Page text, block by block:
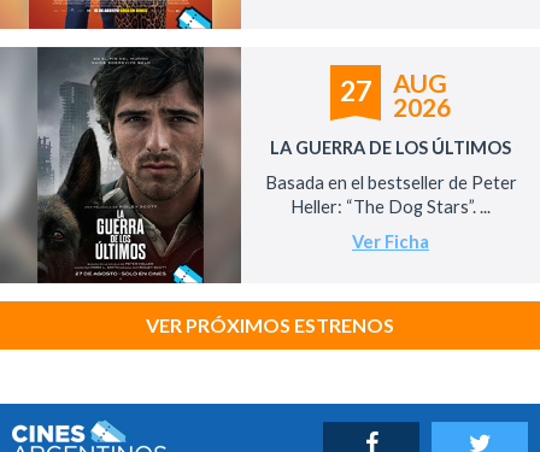
27
AUG
2026
LA GUERRA DE LOS ÚLTIMOS
Basada en el bestseller de Peter
Heller: “The Dog Stars”. ...
Ver Ficha
VER PRÓXIMOS ESTRENOS